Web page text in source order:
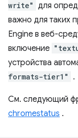
write" для
важно для таких
Engine в веб-
включение
устройства
formats-tier1"
.
См. следующий
chromestatus .